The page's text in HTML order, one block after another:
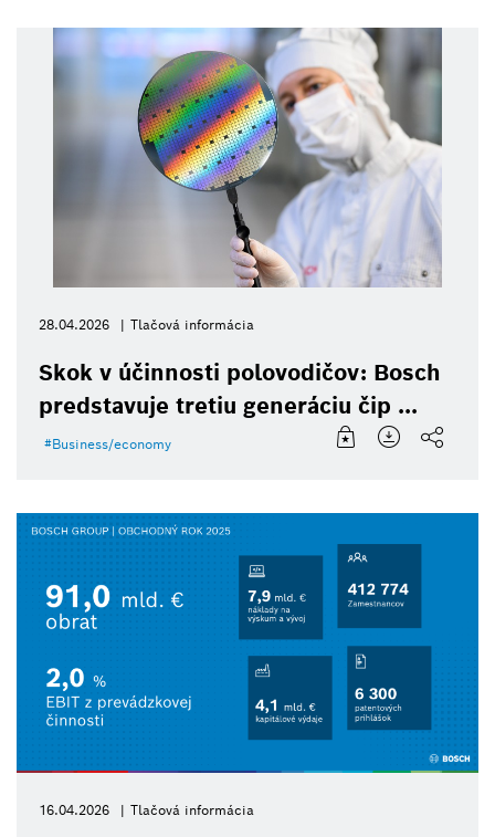
28.04.2026 Tlačová informácia
Skok v účinnosti polovodičov: Bosch
predstavuje tretiu generáciu čip ...
Business/economy
16.04.2026 Tlačová informácia